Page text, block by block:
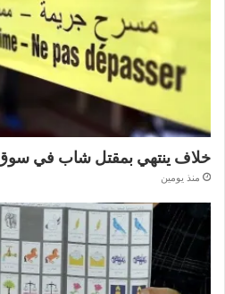
خلاف ينتهي بمقتل شاب في سوق
منذ يومين